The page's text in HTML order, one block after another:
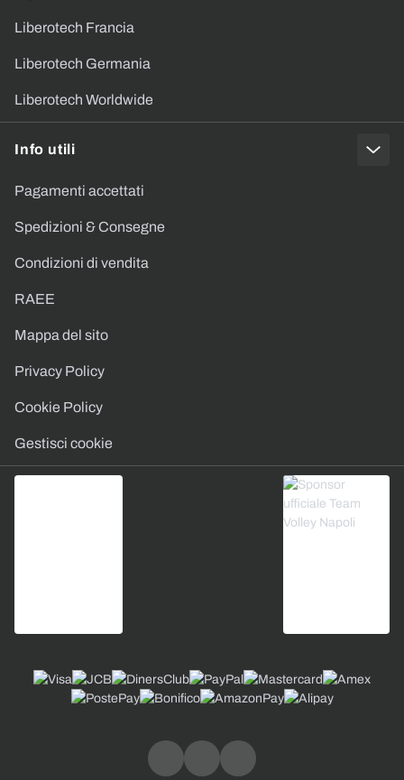
Liberotech Francia
Liberotech Germania
Liberotech Worldwide
Info utili
Pagamenti accettati
Spedizioni & Consegne
Condizioni di vendita
RAEE
Mappa del sito
Privacy Policy
Cookie Policy
Gestisci cookie